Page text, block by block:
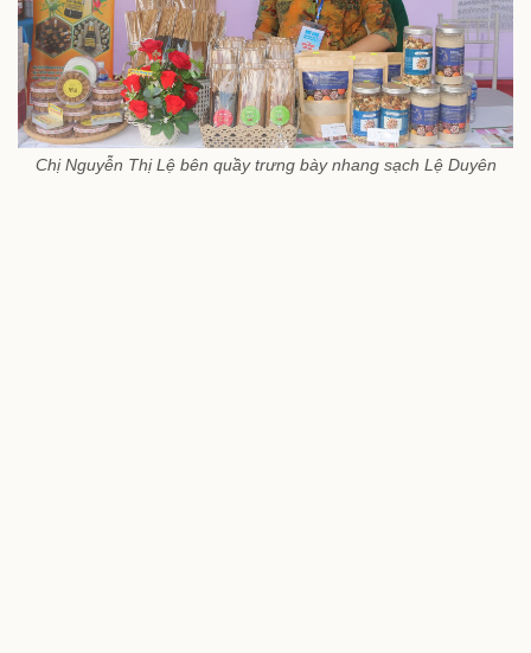
Chị Nguyễn Thị Lệ bên quầy trưng bày nhang sạch Lệ Duyên